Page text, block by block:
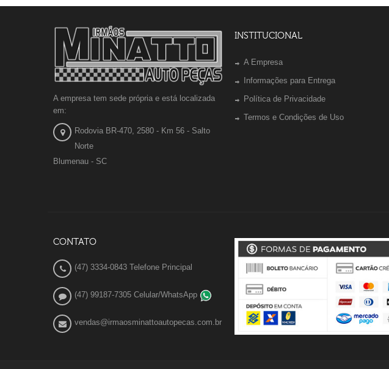
A empresa tem sede própria e está localizada
em:
Rodovia BR-470, 2580 - Km 56 - Salto
Norte
Blumenau - SC
INSTITUCIONAL
A Empresa
Informações para Entrega
Política de Privacidade
Termos e Condições de Uso
CONTATO
(47) 3334-0843 Telefone Principal
(47) 99187-7305 Celular/WhatsApp
vendas@irmaosminattoautopecas.com.br